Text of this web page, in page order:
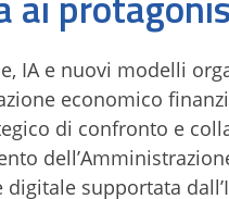
IA e nuovi modelli
economico
di confronto e
supportata